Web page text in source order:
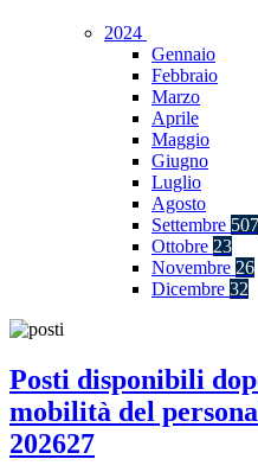
2024
Gennaio
Febbraio
Marzo
Aprile
Maggio
Giugno
Luglio
Agosto
Settembre 507
Ottobre 23
Novembre 26
Dicembre 32
Posti disponibili
mobilità del
202627